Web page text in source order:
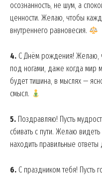
осознанность, не шум, а
ценности. Желаю, чтобы
внутреннего равновесия.
4. С Днём рождения! Желаю,
под ногами, даже когда мир
будет тишина, в мыслях —
смысл.
5. Поздравляю! Пусть
сбивать с пути. Желаю
находить правильные
6. С праздником тебя! Пусть